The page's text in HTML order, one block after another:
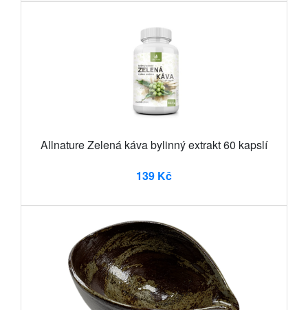
Allnature Zelená káva bylinný extrakt 60 kapslí
139 Kč